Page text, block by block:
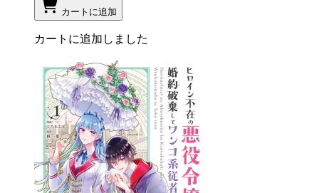
カートに追加
カートに追加しました